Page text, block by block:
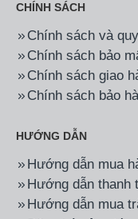
CHÍNH SÁCH
Chính sách và
Chính sách bảo
Chính sách giao
Chính sách bảo
HƯỚNG DẪN
Hướng dẫn mua
Hướng dẫn thanh
Hướng dẫn mua